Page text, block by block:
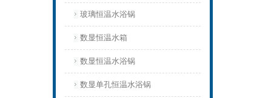
玻璃恒温水浴锅
数显恒温水箱
数显恒温水浴锅
数显单孔恒温水浴锅